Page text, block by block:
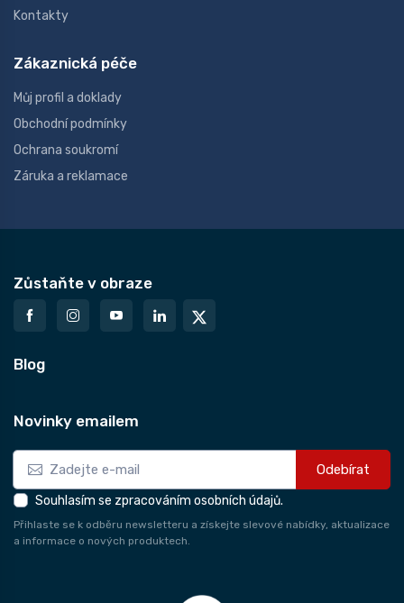
Kontakty
Zákaznická péče
Můj profil a doklady
Obchodní podmínky
Ochrana soukromí
Záruka a reklamace
Zůstaňte v obraze
Blog
Novinky emailem
Odebírat
Souhlasím se zpracováním osobních údajů.
Přihlaste se k odběru newsletteru a získejte slevové nabídky, aktualizace
a informace o nových produktech.